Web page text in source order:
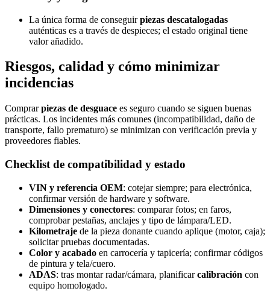
La única forma de conseguirpiezas descatalogadas
auténticas es a través de despieces; el estado original tiene
valor añadido.
Riesgos, calidad y cómo minimizar
incidencias
Comprarpiezas de desguace es seguro cuando se siguen buenas
prácticas. Los incidentes más comunes (incompatibilidad, daño de
transporte, fallo prematuro) se minimizan con verificación previa y
proveedores fiables.
Checklist de compatibilidad y estado
VIN y referencia OEM: cotejar siempre; para electrónica,
confirmar versión de hardware y software.
Dimensiones y conectores: comparar fotos; en faros,
comprobar pestañas, anclajes y tipo de lámpara/LED.
Kilometraje de la pieza donante cuando aplique (motor, caja);
solicitar pruebas documentadas.
Color y acabado en carrocería y tapicería; confirmar códigos
de pintura y tela/cuero.
ADAS: tras montar radar/cámara, planificarcalibración con
equipo homologado.